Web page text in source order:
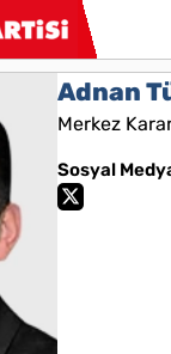
Adnan
Merkez
Sosyal